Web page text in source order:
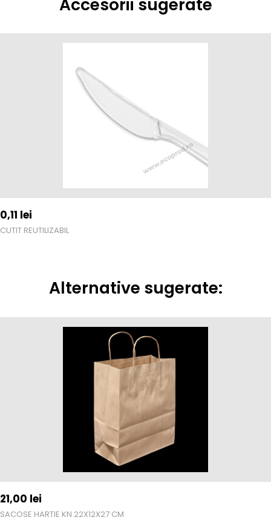
Accesorii sugerate
0,11 lei
CUTIT REUTILIZABIL
Alternative sugerate:
21,00 lei
SACOSE HARTIE KN 22X12X27 CM